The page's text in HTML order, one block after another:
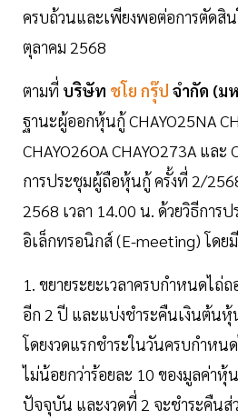
ครบถ้วนและเพียงพอต่อการตัดสิ
ตุลาคม 2568
ตามที่ บริษัท ชโย กรุ๊ป จำกัด (ม
ฐานะผู้ออกหุ้นกู้ CHAYO25NA
CHAYO26OA CHAYO273A และ
การประชุมผู้ถือหุ้นกู้ ครั้งที่ 2/
2568 เวลา 14.00 น. ด้วยวิธีการ
อิเล็กทรอนิกส์ (E-meeting) โดย
1. ขยายระยะเวลาครบกำหนดไ
อีก 2 ปี และแบ่งชำระคืนเงินต้น
โดยงวดแรกชำระในวันครบกำหน
ไม่น้อยกว่าร้อยละ 10 ของมูลค่า
ปัจจุบัน และงวดที่ 2 จะชำระคืน